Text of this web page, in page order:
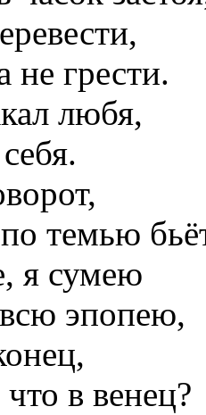
не грести.
любя,
темью
я сумею
эпопею,
в венец?